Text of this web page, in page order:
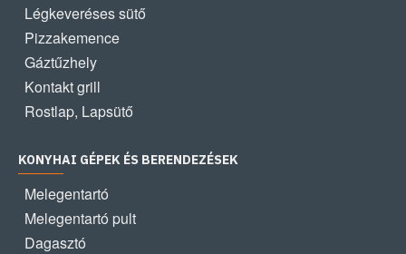
Légkeveréses sütő
Pizzakemence
Gáztűzhely
Kontakt grill
Rostlap, Lapsütő
KONYHAI GÉPEK ÉS BERENDEZÉSEK
Melegentartó
Melegentartó pult
Dagasztó